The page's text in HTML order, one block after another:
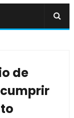
de